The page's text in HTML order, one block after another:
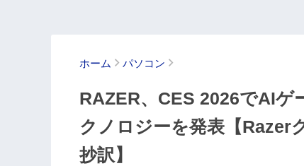
ホーム パソコン
RAZER、CES 2026でAIゲ
クノロジーを発表【Razer
抄訳】